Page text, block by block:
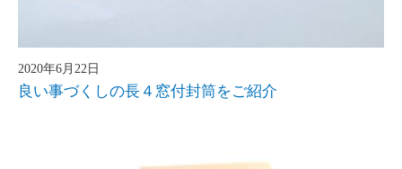
2020年6月22日
良い事づくしの長４窓付封筒をご紹介